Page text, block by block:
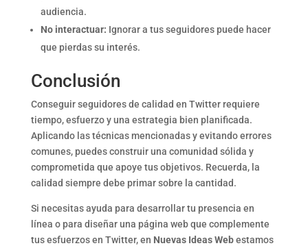
audiencia.
No interactuar: Ignorar a tus seguidores puede hacer
que pierdas su interés.
Conclusión
Conseguir seguidores de calidad en Twitter requiere
tiempo, esfuerzo y una estrategia bien planificada.
Aplicando las técnicas mencionadas y evitando errores
comunes, puedes construir una comunidad sólida y
comprometida que apoye tus objetivos. Recuerda, la
calidad siempre debe primar sobre la cantidad.
Si necesitas ayuda para desarrollar tu presencia en
línea o para diseñar una página web que complemente
tus esfuerzos en Twitter, en Nuevas Ideas Webestamos